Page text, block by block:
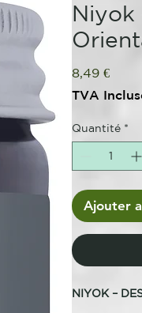
Niyok
8,49 €Prix
TVA
Quantité *
Ajouter
NIYOK –